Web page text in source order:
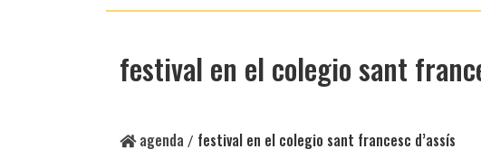
festival en el colegio sant
agenda / festival en el colegio sant francesc d’assís